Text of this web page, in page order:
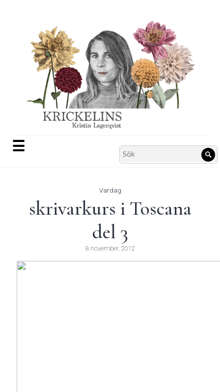
☰
Search
for:
Vardag
skrivarkurs i Toscana
del 3
8 november, 2012